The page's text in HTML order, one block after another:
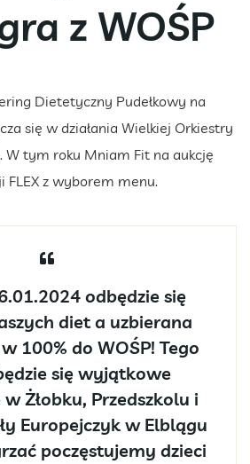
z WOŚP
Dietetyczny Pudełkowy na
się w działania Wielkiej Orkiestry
W tym roku Mniam Fit na aukcję
z wyborem menu.
odbędzie się
diet a uzbierana
100% do WOŚP! Tego
się wyjątkowe
Żłobku, Przedszkolu i
Europejczyk w Elblągu
poczęstujemy dzieci